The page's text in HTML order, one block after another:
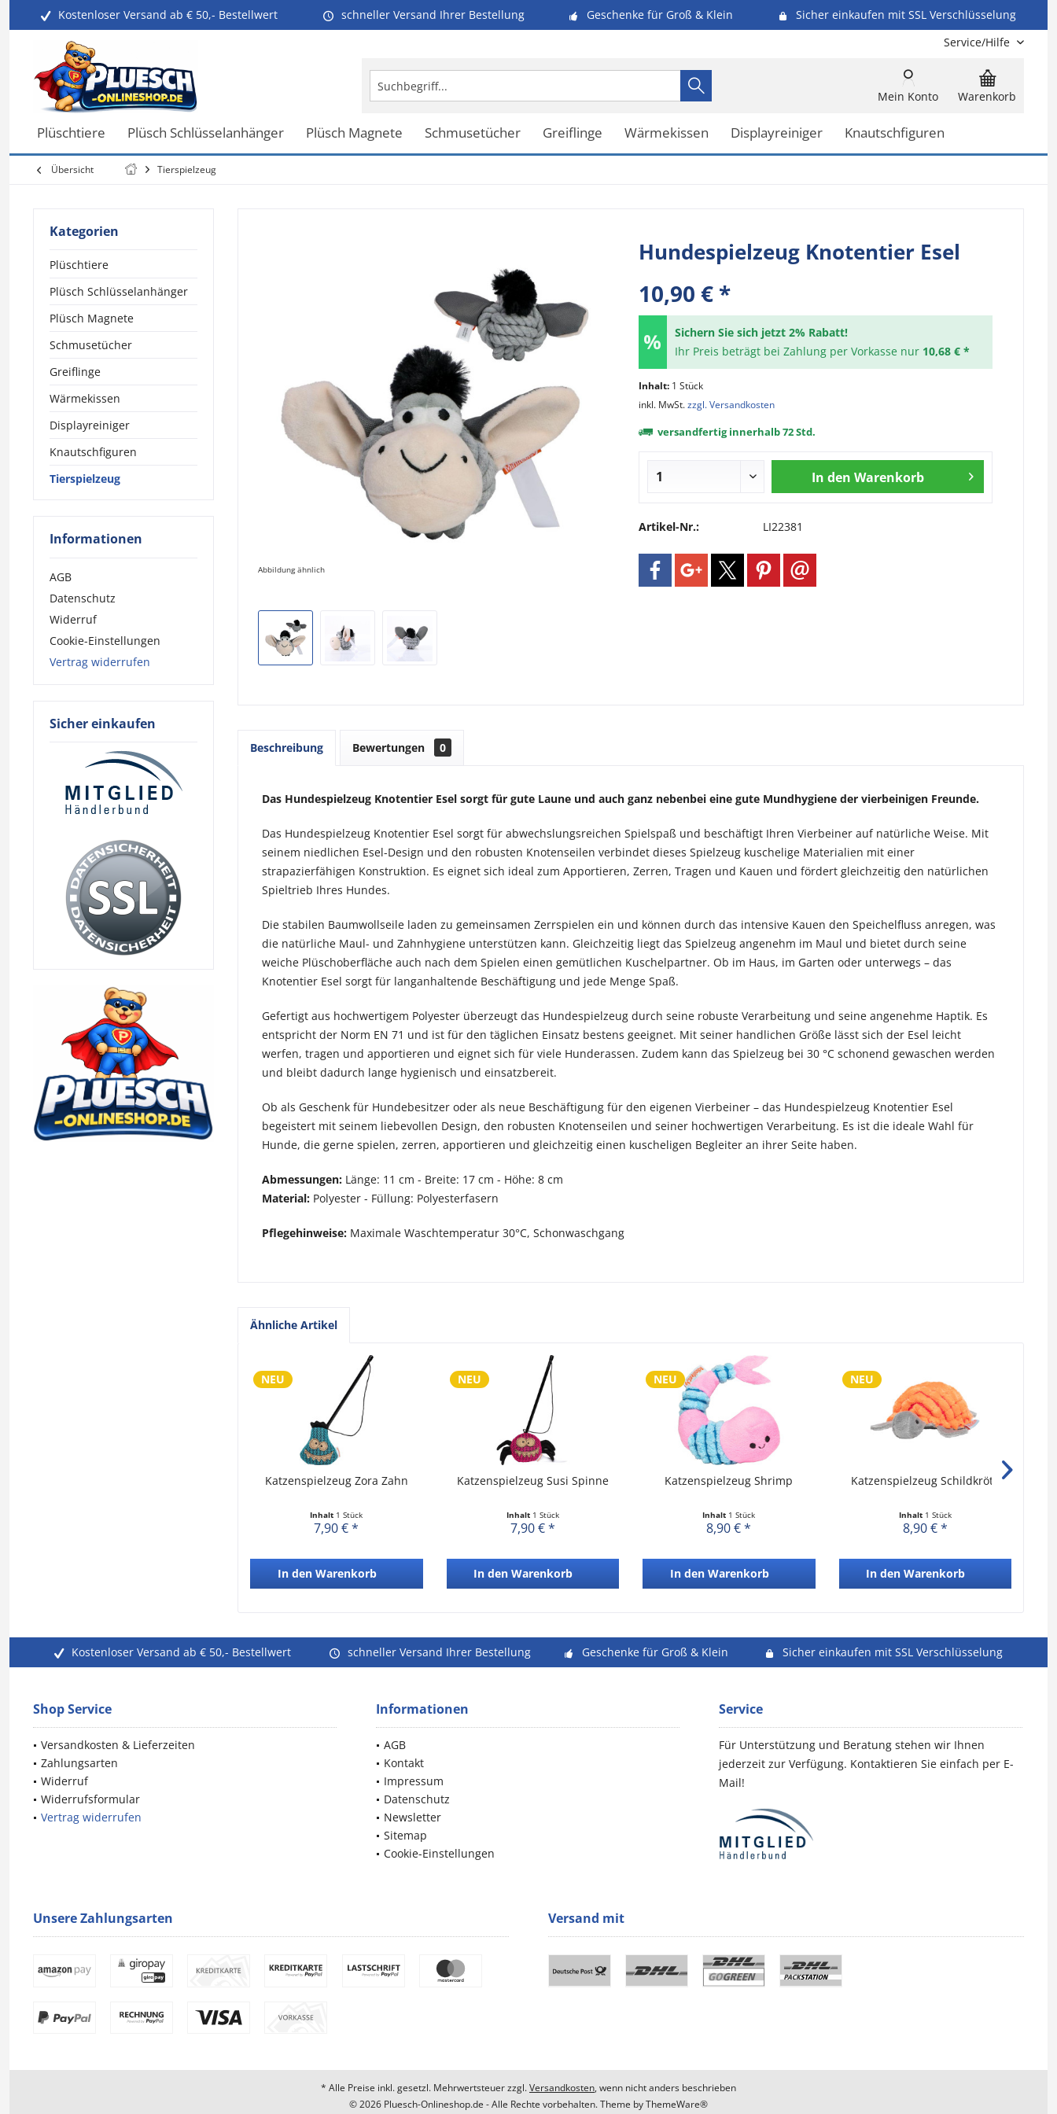
Kostenloser Versand ab € 50,- Bestellwert schneller Versand Ihrer Bestellung Geschenke für Groß & Klein
Sicher einkaufen mit SSL Verschlüsselung
Service/Hilfe
Warenkorb
Mein Konto
Plüschtiere Plüsch Schlüsselanhänger Plüsch Magnete Schmusetücher Greiflinge Wärmekissen Displayreiniger Knautschfiguren
Übersicht Tierspielzeug
Kategorien
Plüschtiere
Plüsch Schlüsselanhänger
Plüsch Magnete
Schmusetücher
Greiflinge
Wärmekissen
Displayreiniger
Knautschfiguren
Tierspielzeug
Informationen
AGB
Datenschutz
Widerruf
Cookie-Einstellungen
Vertrag widerrufen
Sicher einkaufen
Abbildung ähnlich
Hundespielzeug Knotentier Esel
10,90 € *
Sichern Sie sich jetzt 2% Rabatt!
Ihr Preis beträgt bei Zahlung per Vorkasse nur 10,68 € *
Inhalt: 1 Stück
inkl. MwSt.zzgl. Versandkosten
versandfertig innerhalb 72 Std.
In den Warenkorb
Artikel-Nr.: LI22381
Beschreibung Bewertungen 0
Das Hundespielzeug Knotentier Esel sorgt für gute Laune und auch ganz nebenbei eine gute Mundhygiene der vierbeinigen Freunde.
Das Hundespielzeug Knotentier Esel sorgt für abwechslungsreichen Spielspaß und beschäftigt Ihren Vierbeiner auf natürliche Weise. Mit
seinem niedlichen Esel-Design und den robusten Knotenseilen verbindet dieses Spielzeug kuschelige Materialien mit einer
strapazierfähigen Konstruktion. Es eignet sich ideal zum Apportieren, Zerren, Tragen und Kauen und fördert gleichzeitig den natürlichen
Spieltrieb Ihres Hundes.
Die stabilen Baumwollseile laden zu gemeinsamen Zerrspielen ein und können durch das intensive Kauen den Speichelfluss anregen, was
die natürliche Maul- und Zahnhygiene unterstützen kann. Gleichzeitig liegt das Spielzeug angenehm im Maul und bietet durch seine
weiche Plüschoberfläche auch nach dem Spielen einen gemütlichen Kuschelpartner. Ob im Haus, im Garten oder unterwegs – das
Knotentier Esel sorgt für langanhaltende Beschäftigung und jede Menge Spaß.
Gefertigt aus hochwertigem Polyester überzeugt das Hundespielzeug durch seine robuste Verarbeitung und seine angenehme Haptik. Es
entspricht der Norm EN 71 und ist für den täglichen Einsatz bestens geeignet. Mit seiner handlichen Größe lässt sich der Esel leicht
werfen, tragen und apportieren und eignet sich für viele Hunderassen. Zudem kann das Spielzeug bei 30 °C schonend gewaschen werden
und bleibt dadurch lange hygienisch und einsatzbereit.
Ob als Geschenk für Hundebesitzer oder als neue Beschäftigung für den eigenen Vierbeiner – das Hundespielzeug Knotentier Esel
begeistert mit seinem liebevollen Design, den robusten Knotenseilen und seiner hochwertigen Verarbeitung. Es ist die ideale Wahl für
Hunde, die gerne spielen, zerren, apportieren und gleichzeitig einen kuscheligen Begleiter an ihrer Seite haben.
Abmessungen: Länge: 11 cm - Breite: 17 cm - Höhe: 8 cm
Material: Polyester - Füllung: Polyesterfasern
Pflegehinweise: Maximale Waschtemperatur 30°C, Schonwaschgang
Ähnliche Artikel
NEU
Katzenspielzeug Zora Zahn
Inhalt 1 Stück
7,90 € *
In den Warenkorb
NEU
Katzenspielzeug Susi Spinne
Inhalt 1 Stück
7,90 € *
In den Warenkorb
NEU
Katzenspielzeug Shrimp
Inhalt 1 Stück
8,90 € *
In den Warenkorb
NEU
Katzenspielzeug Schildkröte
Inhalt 1 Stück
8,90 € *
In den Warenkorb
Kostenloser Versand ab € 50,- Bestellwert schneller Versand Ihrer Bestellung Geschenke für Groß & Klein Sicher einkaufen mit SSL Verschlüsselung
Shop Service
Versandkosten & Lieferzeiten
Zahlungsarten
Widerruf
Widerrufsformular
Vertrag widerrufen
Informationen
AGB
Kontakt
Impressum
Datenschutz
Newsletter
Sitemap
Cookie-Einstellungen
Service
Für Unterstützung und Beratung stehen wir Ihnen
jederzeit zur Verfügung. Kontaktieren Sie einfach per E-
Mail!
Unsere Zahlungsarten Versand mit
* Alle Preise inkl. gesetzl. Mehrwertsteuer zzgl.Versandkosten, wenn nicht anders beschrieben
© 2026 Pluesch-Onlineshop.de - Alle Rechte vorbehalten. Theme byThemeWare®